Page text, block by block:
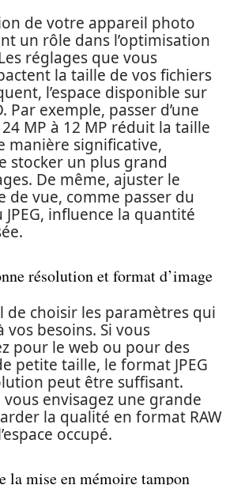
de votre appareil photo
un rôle dans l’optimisation
réglages que vous
la taille de vos fichiers
l’espace disponible sur
Par exemple, passer d’une
MP à 12 MP réduit la taille
manière significative,
stocker un plus grand
De même, ajuster le
de vue, comme passer du
JPEG, influence la quantité
résolution et format d’image
de choisir les paramètres qui
vos besoins. Si vous
pour le web ou pour des
petite taille, le format JPEG
peut être suffisant.
vous envisagez une grande
la qualité en format RAW
occupé.
la mise en mémoire tampon